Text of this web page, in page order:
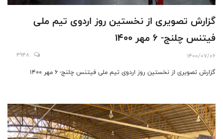
گزارش تصویری از نخستین روز اردوی تیم ملی
فیتنس چلنج- 6 مهر 1400
1400/07/06
4948
گزارش تصویری از نخستین روز اردوی تیم ملی فیتنس چلنج- 6 مهر 1400